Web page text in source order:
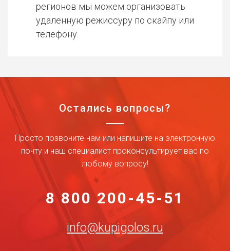
регионов мы можем организовать
удаленную режиссуру по скайпу или
телефону.
Остались вопросы?
Просто позвоните нам или напишите на электронную
почту и наш специалист проконсультирует вас по
любому вопросу!
8 800 200-45-51
info@kupigolos.ru